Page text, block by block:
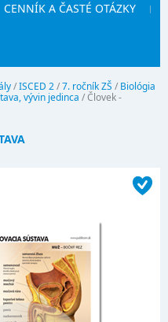
CENNÍK A ČASTÉ OTÁZKY
/ISCED 2/7. ročník ZŠ / Biológia
vývin jedinca /Človek -